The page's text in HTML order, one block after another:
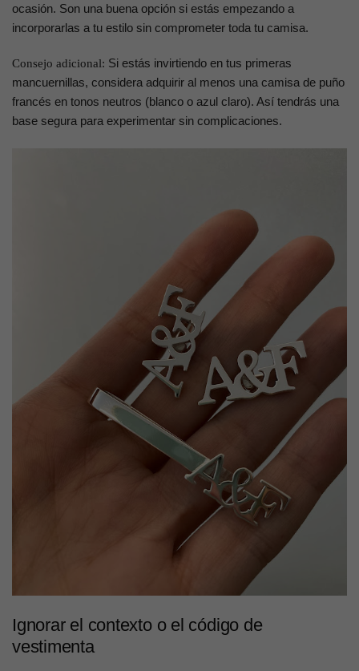
ocasión. Son una buena opción si estás empezando a
incorporarlas a tu estilo sin comprometer toda tu camisa.
Consejo adicional: Si estás invirtiendo en tus primeras
mancuernillas, considera adquirir al menos una camisa de puño
francés en tonos neutros (blanco o azul claro). Así tendrás una
base segura para experimentar sin complicaciones.
Ignorar el contexto o el código de
vestimenta